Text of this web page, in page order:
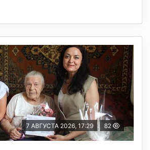
7 АВГУСТА 2026, 17:29 82